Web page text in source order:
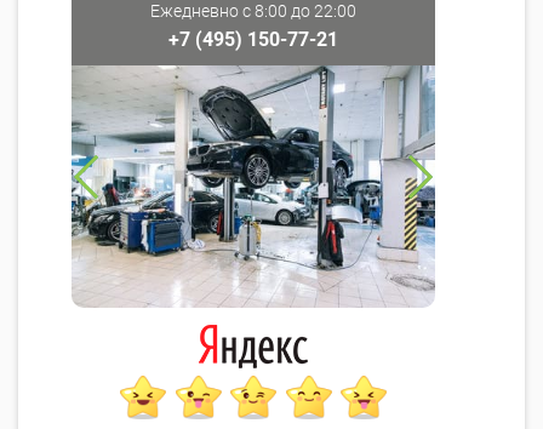
Ежедневно с 8:00 до 22:00
+7 (495) 150-77-21